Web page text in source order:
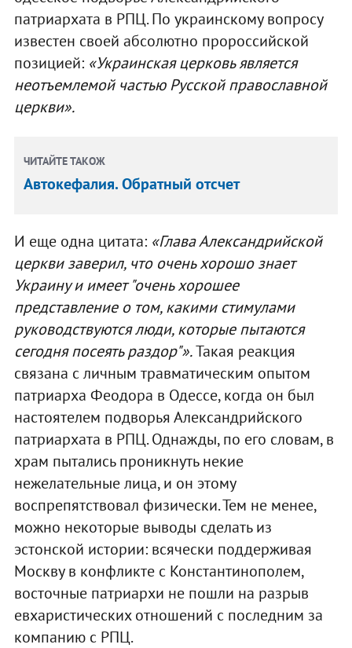
патриархата в РПЦ. По украинскому вопросу
известен своей абсолютно пророссийской
позицией: «Украинская церковь является
неотъемлемой частью Русской православной
церкви».
ЧИТАЙТЕ ТАКОЖ
Автокефалия. Обратный отсчет
И еще одна цитата: «Глава Александрийской
церкви заверил, что очень хорошо знает
Украину и имеет "очень хорошее
представление о том, какими стимулами
руководствуются люди, которые пытаются
сегодня посеять раздор"».Такая реакция
связана с личным травматическим опытом
патриарха Феодора в Одессе, когда он был
настоятелем подворья Александрийского
патриархата в РПЦ. Однажды, по его словам, в
храм пытались проникнуть некие
нежелательные лица, и он этому
воспрепятствовал физически. Тем не менее,
можно некоторые выводы сделать из
эстонской истории: всячески поддерживая
Москву в конфликте с Константинополем,
восточные патриархи не пошли на разрыв
евхаристических отношений с последним за
компанию с РПЦ.